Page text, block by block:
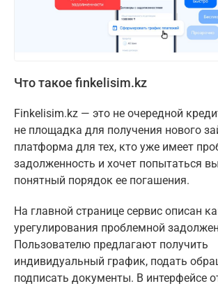
Что такое finkelisim.kz
Finkelisim.kz — это не очередной
не площадка для получения нового
платформа для тех, кто уже имеет
задолженность и хочет попытаться
понятный порядок ее погашения.
На главной странице сервис описан
урегулирования проблемной
Пользователю предлагают получить
индивидуальный график, подать
подписать документы. В интерфейсе